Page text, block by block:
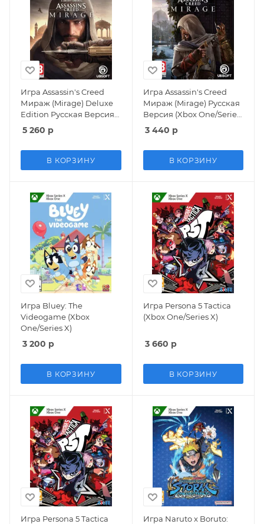
Игра Assassin's Creed
Мираж (Mirage) Deluxe
Edition Русская Версия
(Xbox One/Series X)
5 260 р
В КОРЗИНУ
Игра Assassin's Creed
Мираж (Mirage) Русская
Версия (Xbox One/Series
X)
3 440 р
В КОРЗИНУ
Игра Bluey: The
Videogame (Xbox
One/Series X)
3 200 р
В КОРЗИНУ
Игра Persona 5 Tactica
(Xbox One/Series X)
3 660 р
В КОРЗИНУ
Игра Persona 5 Tactica
Игра Naruto x Boruto: